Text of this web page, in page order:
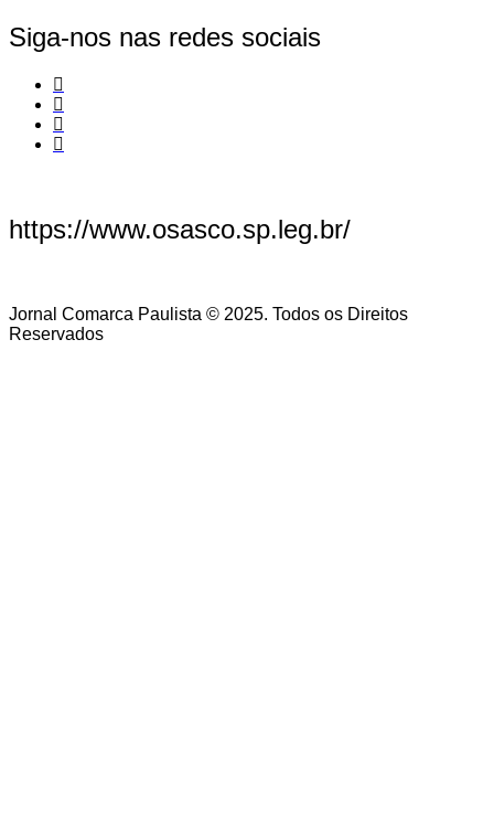
Siga-nos nas redes sociais
https://www.osasco.sp.leg.br/
Jornal Comarca Paulista © 2025. Todos os Direitos
Reservados